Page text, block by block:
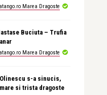
Marea Dragoste
Buciuta – Trufia
Marea Dragoste
s-a sinucis,
si trista dragoste